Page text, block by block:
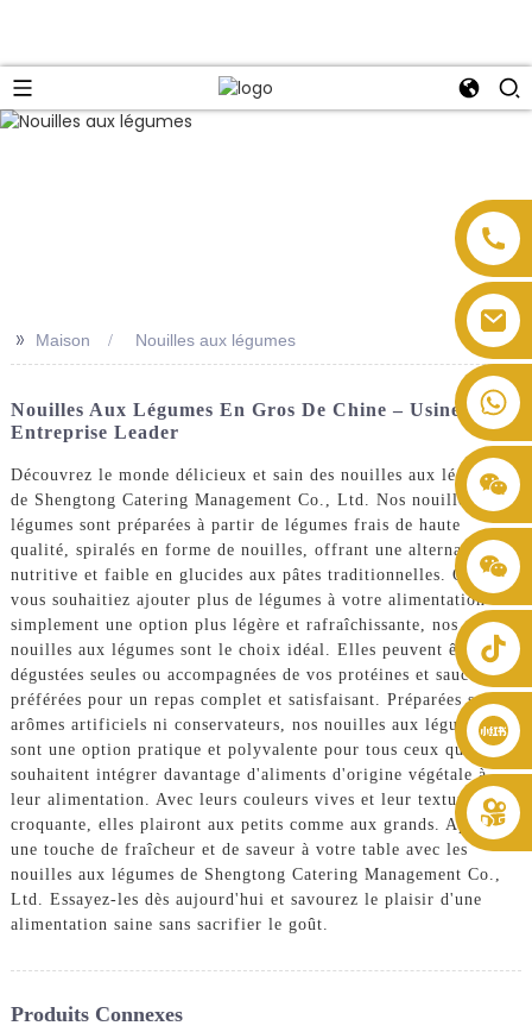
+86 8619946512999
>> Maison Nouilles aux légumes
Nouilles Aux Légumes En Gros De Chine – Usine Et
Entreprise Leader
Découvrez le monde délicieux et sain des nouilles aux légumes
de Shengtong Catering Management Co., Ltd. Nos nouilles aux
légumes sont préparées à partir de légumes frais de haute
qualité, spiralés en forme de nouilles, offrant une alternative
nutritive et faible en glucides aux pâtes traditionnelles. Que
vous souhaitiez ajouter plus de légumes à votre alimentation ou
simplement une option plus légère et rafraîchissante, nos
nouilles aux légumes sont le choix idéal. Elles peuvent être
dégustées seules ou accompagnées de vos protéines et sauces
préférées pour un repas complet et satisfaisant. Préparées sans
arômes artificiels ni conservateurs, nos nouilles aux légumes
sont une option pratique et polyvalente pour tous ceux qui
souhaitent intégrer davantage d'aliments d'origine végétale à
leur alimentation. Avec leurs couleurs vives et leur texture
croquante, elles plairont aux petits comme aux grands. Apportez
une touche de fraîcheur et de saveur à votre table avec les
nouilles aux légumes de Shengtong Catering Management Co.,
Ltd. Essayez-les dès aujourd'hui et savourez le plaisir d'une
alimentation saine sans sacrifier le goût.
Produits Connexes